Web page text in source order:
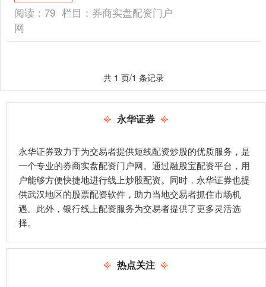
阅读： 79 栏目： 券商实盘配资门户
网
共 1 页/1 条记录
永华证券
永华证券致力于为交易者提供短线配资炒股的优质服务，是
一个专业的券商实盘配资门户网。通过融股宝配资平台，用
户能够方便快捷地进行线上炒股配资。同时，永华证券也提
供武汉地区的股票配资软件，助力当地交易者抓住市场机
遇。此外，银行线上配资服务为交易者提供了更多灵活选
择。
热点关注